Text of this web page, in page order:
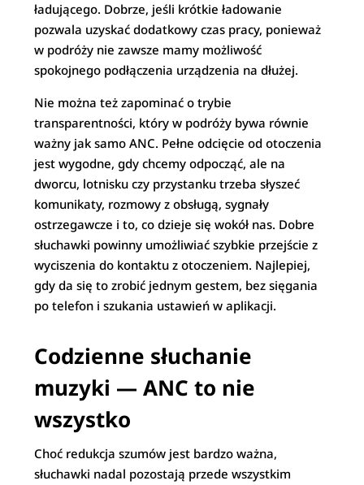
ładującego. Dobrze, jeśli krótkie ładowanie
pozwala uzyskać dodatkowy czas pracy, ponieważ
w podróży nie zawsze mamy możliwość
spokojnego podłączenia urządzenia na dłużej.
Nie można też zapominać o trybie
transparentności, który w podróży bywa równie
ważny jak samo ANC. Pełne odcięcie od otoczenia
jest wygodne, gdy chcemy odpocząć, ale na
dworcu, lotnisku czy przystanku trzeba słyszeć
komunikaty, rozmowy z obsługą, sygnały
ostrzegawcze i to, co dzieje się wokół nas. Dobre
słuchawki powinny umożliwiać szybkie przejście z
wyciszenia do kontaktu z otoczeniem. Najlepiej,
gdy da się to zrobić jednym gestem, bez sięgania
po telefon i szukania ustawień w aplikacji.
Codzienne słuchanie
muzyki — ANC to nie
wszystko
Choć redukcja szumów jest bardzo ważna,
słuchawki nadal pozostają przede wszystkim